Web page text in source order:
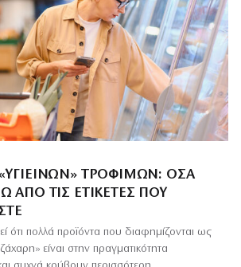
ΤΡΟΦΊΜΩΝ: ΌΣΑ
ΑΠΌ ΤΙΣ ΕΤΙΚΈΤΕΣ ΠΟΥ
ότι πολλά προϊόντα που διαφημίζονται ως
είναι στην πραγματικότητα